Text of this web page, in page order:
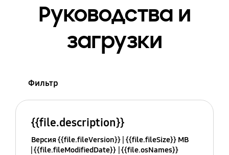
Руководства и
загрузки
Фильтр
{{file.description}}
Версия {{file.fileVersion}} {{file.fileSize}} MB
{{file.fileModifiedDate}} {{file.osNames}}